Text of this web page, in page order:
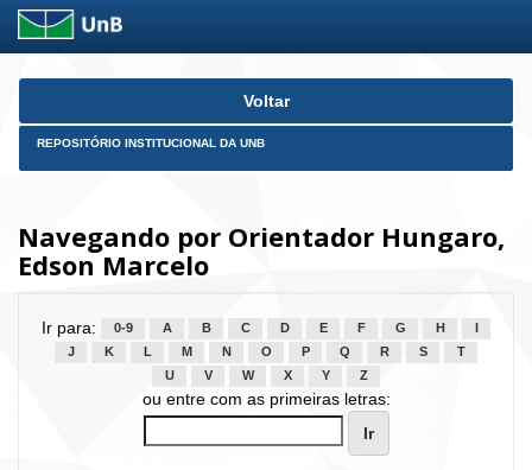
Skip
Voltar
REPOSITÓRIO INSTITUCIONAL DA UNB
Navegando por Orientador Hungaro,
Edson Marcelo
Ir para: 0-9 A B C D E F G H
J
K L M N O P Q R S
T
U
V W X Y Z
ou entre com as primeiras letras: